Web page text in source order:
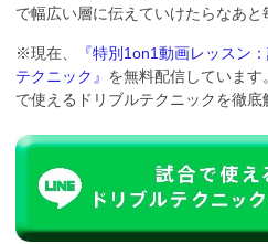
で幅広い層に伝えていけたらなあと
※現在、
『特別1on1動画レッスン
テクニック』 を無料配信していま
で使えるドリブルテクニックを徹